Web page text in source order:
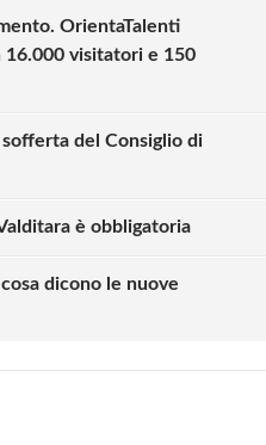
OrientaTalenti
16.000 visitatori e 150
del Consiglio di
è obbligatoria
dicono le nuove
possono